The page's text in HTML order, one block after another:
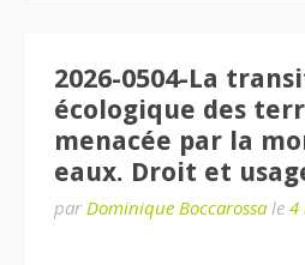
2026-0504-La
écologique des
menacée par la
eaux. Droit et
par Dominique Boccarossa le 4